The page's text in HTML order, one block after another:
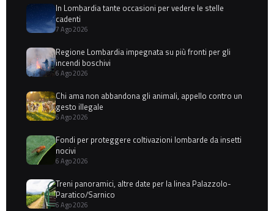
In Lombardia tante occasioni per vedere le stelle
cadenti
7 Ago 2026
Regione Lombardia impegnata su più fronti per gli
incendi boschivi
6 Ago 2026
Chi ama non abbandona gli animali, appello contro un
gesto illegale
6 Ago 2026
Fondi per proteggere coltivazioni lombarde da insetti
nocivi
6 Ago 2026
Treni panoramici, altre date per la linea Palazzolo-
Paratico/Sarnico
6 Ago 2026